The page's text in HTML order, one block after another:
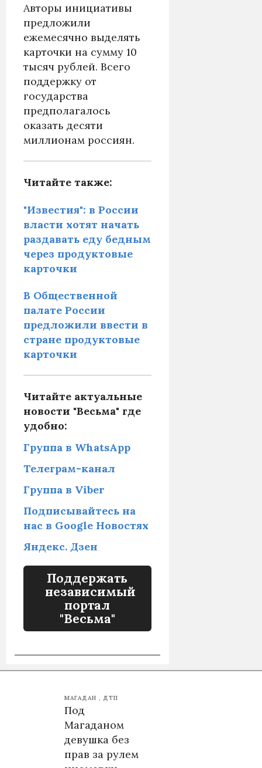
Авторы инициативы
предложили
ежемесячно выделять
карточки на сумму 10
тысяч рублей. Всего
поддержку от
государства
предполагалось
оказать десяти
миллионам россиян.
Читайте также:
"Известия": в России
власти хотят начать
раздавать еду бедным
через продуктовые
карточки
В Общественной
палате России
предложили ввести в
стране продуктовые
карточки
Читайте актуальные
новости "Весьма" где
удобно:
Группа в WhatsApp
Телеграм-канал
Группа в Viber
Подписывайтесь на
нас в Google Новостях
Яндекс. Дзен
Поддержать
независимый
портал
"Весьма"
МАГАДАН ДТП
Под
Магаданом
девушка без
прав за рулем